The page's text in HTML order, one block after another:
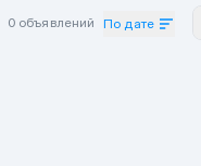
0 объявлений По дате